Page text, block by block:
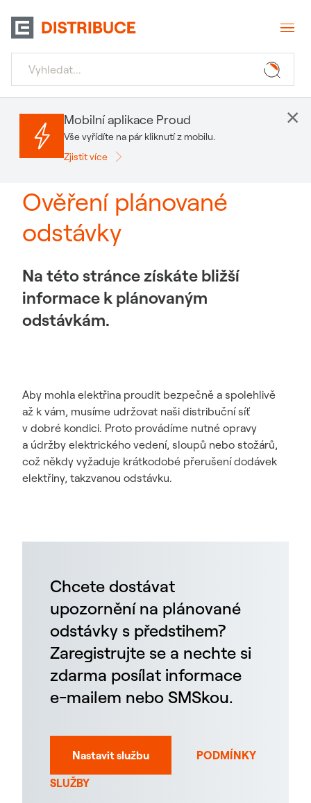
Ověření plánované
odstávky
Na této stránce získáte bližší
informace k plánovaným
odstávkám.
Aby mohla elektřina proudit bezpečně a spolehlivě
až k vám, musíme udržovat naši distribuční síť
v dobré kondici. Proto provádíme nutné opravy
a údržby elektrického vedení, sloupů nebo stožárů,
což někdy vyžaduje krátkodobé přerušení dodávek
elektřiny, takzvanou odstávku.
Mobilní aplikace Proud
Vše vyřídíte na pár kliknutí z mobilu.
Zjistit více
×
Chcete dostávat
upozornění na plánované
odstávky s předstihem?
Zaregistrujte se a nechte si
zdarma posílat informace
e-mailem nebo SMSkou.
Nastavit službu
PODMÍNKY
SLUŽBY